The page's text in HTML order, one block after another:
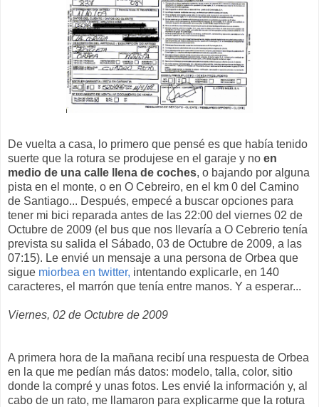
De vuelta a casa, lo primero que pensé es que había tenido
suerte que la rotura se produjese en el garaje y no en
medio de una calle llena de coches, o bajando por alguna
pista en el monte, o en O Cebreiro, en el km 0 del Camino
de Santiago... Después, empecé a buscar opciones para
tener mi bici reparada antes de las 22:00 del viernes 02 de
Octubre de 2009 (el bus que nos llevaría a O Cebrerio tenía
prevista su salida el Sábado, 03 de Octubre de 2009, a las
07:15). Le envié un mensaje a una persona de Orbea que
sigue miorbea en twitter, intentando explicarle, en 140
caracteres, el marrón que tenía entre manos. Y a esperar...
Viernes, 02 de Octubre de 2009
A primera hora de la mañana recibí una respuesta de Orbea
en la que me pedían más datos: modelo, talla, color, sitio
donde la compré y unas fotos. Les envié la información y, al
cabo de un rato, me llamaron para explicarme que la rotura